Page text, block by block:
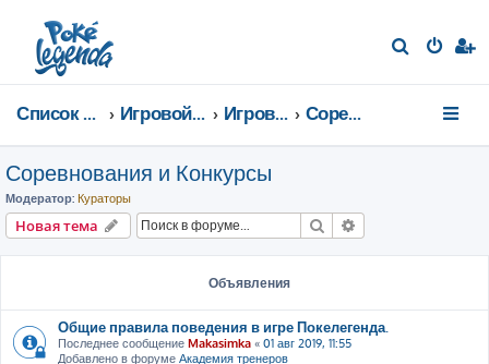
Список форумов Игровой мир Игровые мероприятия Соревнования и Конкурсы
Соревнования и Конкурсы
Модератор: Кураторы
Новая тема Поиск
Объявления
Общие правила поведения в игре Покелегенда.
Последнее сообщение Makasimka « 01 авг 2019, 11:55
Добавлено в форуме Академия тренеров